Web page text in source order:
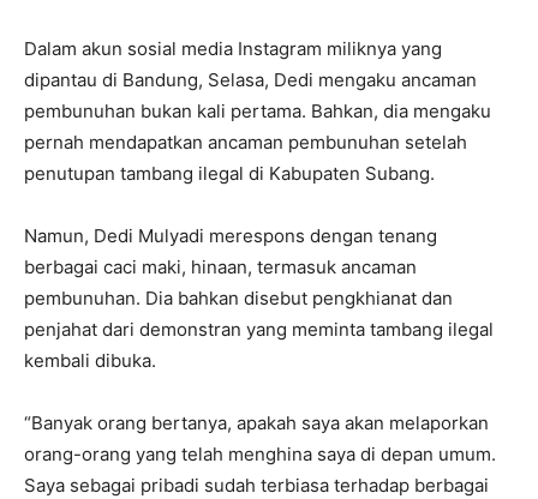
Dalam akun sosial media Instagram miliknya yang
dipantau di Bandung, Selasa, Dedi mengaku ancaman
pembunuhan bukan kali pertama. Bahkan, dia mengaku
pernah mendapatkan ancaman pembunuhan setelah
penutupan tambang ilegal di Kabupaten Subang.
Namun, Dedi Mulyadi merespons dengan tenang
berbagai caci maki, hinaan, termasuk ancaman
pembunuhan. Dia bahkan disebut pengkhianat dan
penjahat dari demonstran yang meminta tambang ilegal
kembali dibuka.
“Banyak orang bertanya, apakah saya akan melaporkan
orang-orang yang telah menghina saya di depan umum.
Saya sebagai pribadi sudah terbiasa terhadap berbagai